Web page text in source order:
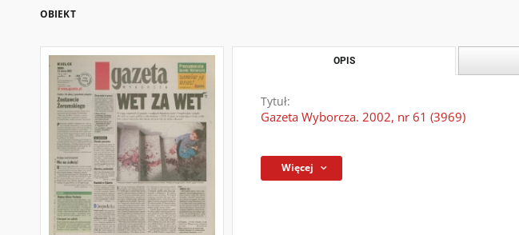
OBIEKT
OPIS
Tytuł:
Gazeta Wyborcza. 2002, nr 61 (3969)
Więcej